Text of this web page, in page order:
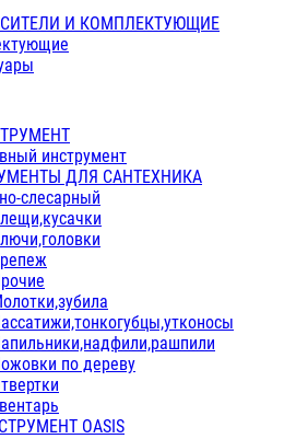
И КОМПЛЕКТУЮЩИЕ
инструмент
ДЛЯ САНТЕХНИКА
слесарный
по дереву
OASIS